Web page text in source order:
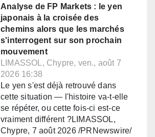
Analyse de FP Markets : le yen
japonais à la croisée des
chemins alors que les marchés
s'interrogent sur son prochain
mouvement
LIMASSOL, Chypre, ven., août 7
2026 16:38
Le yen s'est déjà retrouvé dans
cette situation — l'histoire va-t-elle
se répéter, ou cette fois-ci est-ce
vraiment différent ?LIMASSOL,
Chypre, 7 août 2026 /PRNewswire/